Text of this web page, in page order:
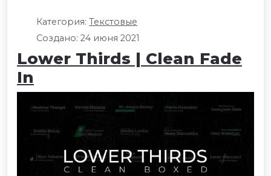
Категория: Текстовые
Создано: 24 июня 2021
Lower Thirds | Clean Fade
In